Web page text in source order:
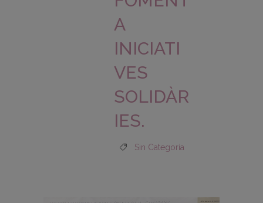
A
INICIATI
VES
SOLIDÀR
IES.
Sin Categoría